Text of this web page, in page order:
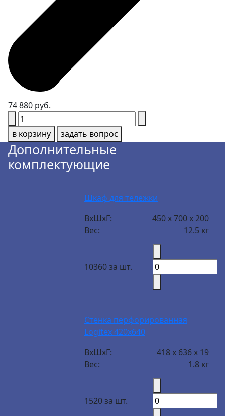
74 880 руб.
в корзину задать вопрос
Дополнительные
комплектующие
Шкаф для тележки
ВxШxГ:
450 x 700 x 200
Вес:
12.5 кг
10360 за шт.
Стенка перфорированная
Logitex 420х640
ВxШxГ:
418 x 636 x 19
Вес:
1.8 кг
1520 за шт.